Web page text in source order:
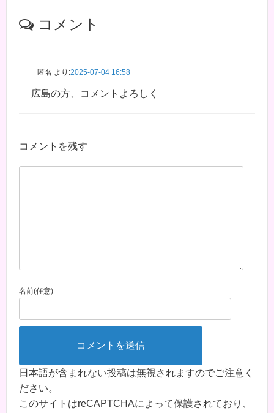
コメント
匿名 より:2025-07-04 16:58
広島の方、コメントよろしく
コメントを残す
名前(任意)
日本語が含まれない投稿は無視されますのでご注意く
ださい。
このサイトはreCAPTCHAによって保護されており、